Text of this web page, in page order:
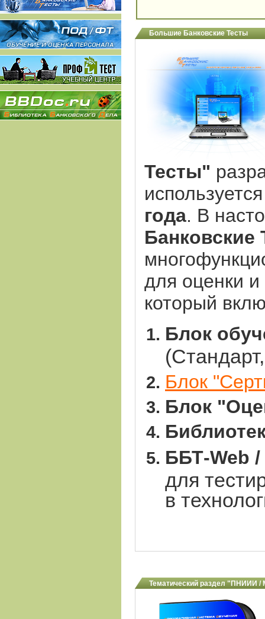
Большие Банковские Тесты
Тесты"
года. В
Банковские
для оценки
который
Блок
Блок
Блок
ББТ-Web /
для
в
Тематический раздел "ПНИИИ